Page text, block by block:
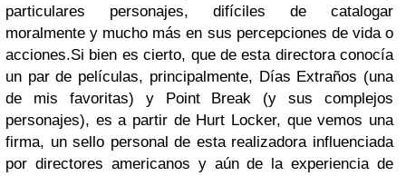
particulares personajes, difíciles de catalogar
moralmente y mucho más en sus percepciones de vida o
acciones.Si bien es cierto, que de esta directora conocía
un par de películas, principalmente, Días Extraños (una
de mis favoritas) y Point Break (y sus complejos
personajes), es a partir de Hurt Locker, que vemos una
firma, un sello personal de esta realizadora influenciada
por directores americanos y aún de la experiencia de